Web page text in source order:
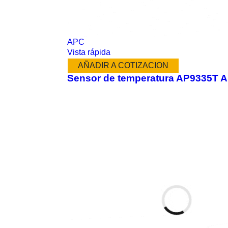
APC
Vista rápida
AÑADIR A COTIZACION
Sensor de temperatura AP9335T